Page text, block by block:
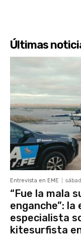
Últimas
Entrevista en EME
“Fue la mala
enganche”: la
especialista
kitesurfista